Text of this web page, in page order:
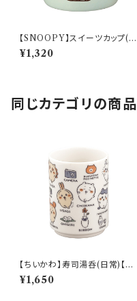
【SNOOPY】スイーツカップ(ミ
ント)【SN3200】SN3202-339
¥1,320
同じカテゴリの商品
【ちいかわ】寿司湯呑(日常)【CK
W50】CKW51-327
¥1,650